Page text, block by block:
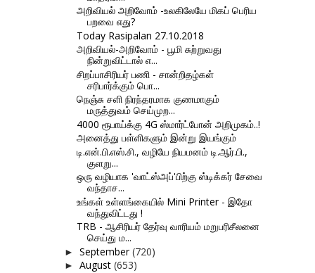
அறிவியல் அறிவோம் -உலகிலேயே மிகப் பெரிய
பறவை எது?
Today Rasipalan 27.10.2018
அறிவியல்-அறிவோம் - பூமி சுற்றுவது
நின்றுவிட்டால் எ...
சிறப்பாசிரியர் பணி - சான்றிதழ்கள்
சரிபார்க்கும் பொ...
நெஞ்சு சளி நிரந்தரமாக குணமாகும்
மருத்துவம் செய்முற...
4000 ரூபாய்க்கு 4G ஸ்மார்ட்போன் அறிமுகம்..!
அனைத்து பள்ளிகளும் இன்று இயங்கும்
டி.என்.பி.எஸ்.சி., வழியே நியமனம் டி.ஆர்.பி.,
குளறு...
ஒரு வழியாக 'வாட்ஸ்அப்'பிற்கு ஸ்டிக்கர் சேவை
வந்தாச...
உங்கள் உள்ளங்கையில் Mini Printer - இதோ
வந்துவிட்டது !
TRB - ஆசிரியர் தேர்வு வாரியம் மறுபரிசீலனை
செய்து ம...
► September(720)
► August (653)